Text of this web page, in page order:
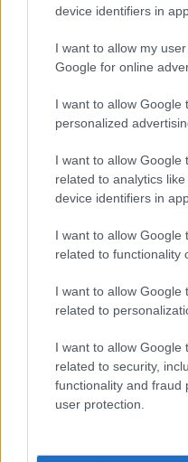
device identifiers in
I want to allow my
Google for online
I want to allow Google
personalized
I want to allow Google
related to analytics
device identifiers in
I want to allow Google
related to functionality
I want to allow Google
related to
I want to allow Google
related to security,
functionality and fraud
user protection.
Στις αρχές του
τουλάχιστον 70
χορηγήθηκαν
Pharmaceuticals
κυβέρνηση της
διαψεύδουν ότι
Ουζμπεκιστάν,
επειδή επέδειξαν
ανέλυσαν εγκαίρως
παιδιών και δεν
Πρόσθεσε ότι
ποινές σε κάποιους
διευκρινίσει τι